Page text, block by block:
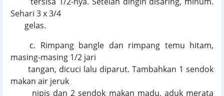
Sehari 3 x 3/4
gelas.
c. Rimpang bangle dan rimpang temu hitam,
masing-masing 1/2 jari
tangan, dicuci lalu diparut. Tambahkan 1 sendok
makan air jeruk
nipis dan 2 sendok makan madu, aduk merata